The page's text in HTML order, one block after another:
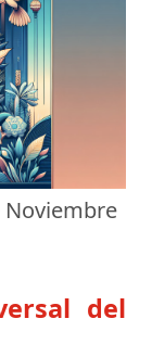
Noviembre
del